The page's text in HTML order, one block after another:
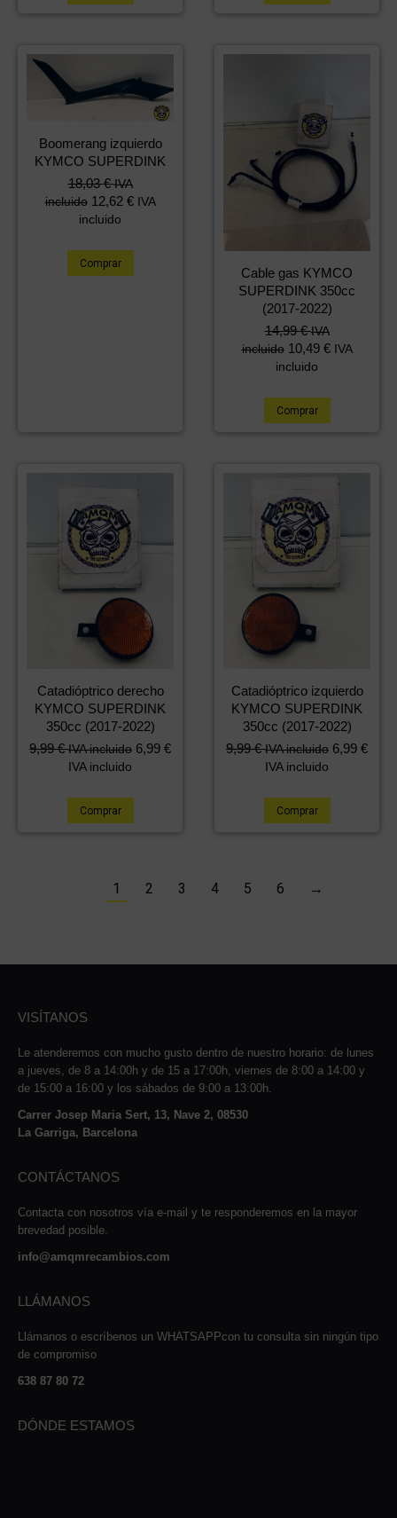
Boomerang izquierdo
KYMCO SUPERDINK
18,03€ IVA
incluido 12,62 € IVA
incluido
Comprar
Cable gas KYMCO
SUPERDINK 350cc
(2017-2022)
14,99€ IVA
incluido 10,49 € IVA
incluido
Comprar
Catadióptrico derecho
KYMCO SUPERDINK
350cc (2017-2022)
9,99€ IVA incluido 6,99 €
IVA incluido
Comprar
Catadióptrico izquierdo
KYMCO SUPERDINK
350cc (2017-2022)
9,99€ IVA incluido 6,99 €
IVA incluido
Comprar
1 2 3 4 5 6 →
VISÍTANOS
Le atenderemos con mucho gusto dentro de nuestro horario: de lunes
a jueves, de 8 a 14:00h y de 15 a 17:00h, viernes de 8:00 a 14:00 y
de 15:00 a 16:00 y los sábados de 9:00 a 13:00h.
Carrer Josep Maria Sert, 13, Nave 2, 08530
La Garriga, Barcelona
CONTÁCTANOS
Contacta con nosotros vía e-mail y te responderemos en la mayor
brevedad posible.
info@amqmrecambios.com
LLÁMANOS
Llámanos o escríbenos un WHATSAPPcon tu consulta sin ningún tipo
de compromiso
638 87 80 72
DÓNDE ESTAMOS